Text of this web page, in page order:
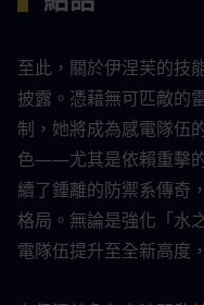
至此，關於伊涅芙的技
披露。憑藉無可匹敵的
制，她將成為感電隊伍
色——尤其是依賴重擊
續了鍾離的防禦系傳奇
格局。無論是強化「水
電隊伍提升至全新高度